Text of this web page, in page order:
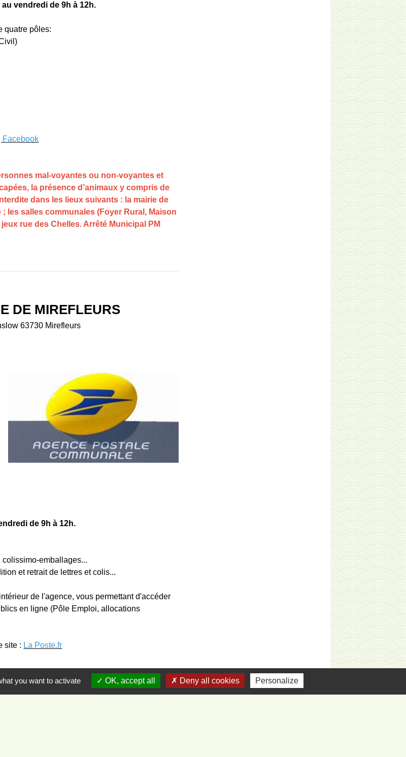
vendredi de 9h à 12h.
quatre pôles:
Facebook
mal-voyantes ou non-voyantes et
la présence d’animaux y compris de
dans les lieux suivants : la mairie de
les salles communales (Foyer Rural, Maison
rue des Chelles. Arrêté Municipal PM
DE MIREFLEURS
63730 Mirefleurs
de 9h à 12h.
emballages...
et retrait de lettres et colis...
de l'agence, vous permettant d'accéder
en ligne (Pôle Emploi, allocations
site : La Poste.fr
you want to activate OK, accept all Deny all cookies Personalize